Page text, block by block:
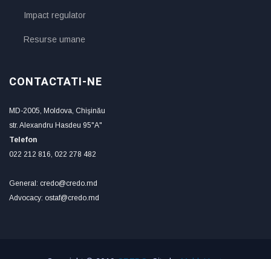
Impact regulator
Resurse umane
CONTACTATI-NE
MD-2005, Moldova, Chişinău
str. Alexandru Hasdeu 95"A"
Telefon
022 212 816, 022 278 482
General: credo@credo.md
Advocacy: ostaf@credo.md